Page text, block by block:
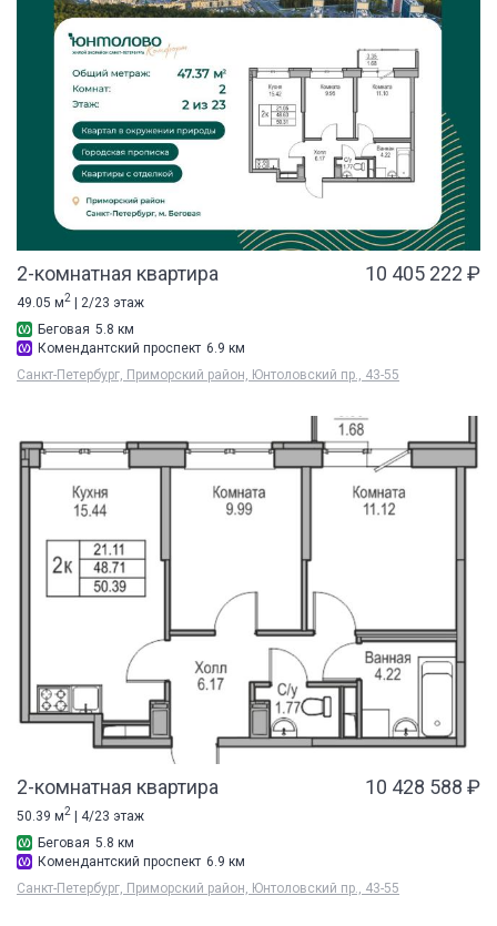
2-комнатная квартира 10 405 222 ₽
49.05 м2
| 2/23 этаж
Беговая 5.8 км
Комендантский проспект 6.9 км
Санкт-Петербург, Приморский район, Юнтоловский пр., 43-55
2-комнатная квартира 10 428 588 ₽
50.39 м2 | 4/23 этаж
Беговая 5.8 км
Комендантский проспект 6.9 км
Санкт-Петербург, Приморский район, Юнтоловский пр., 43-55